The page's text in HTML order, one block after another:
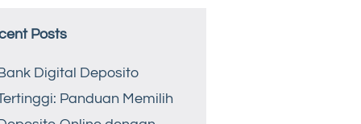
Posts
Digital Deposito
Panduan Memilih